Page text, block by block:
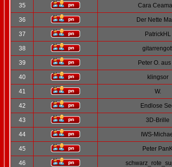
35 Cara
36 Der Nette
37 PatrickHL
38
39 Peter O. aus
40 klingsor
41 W.
42 Endlose
43 3D-Brille
44 IWS-
45 Peter
46